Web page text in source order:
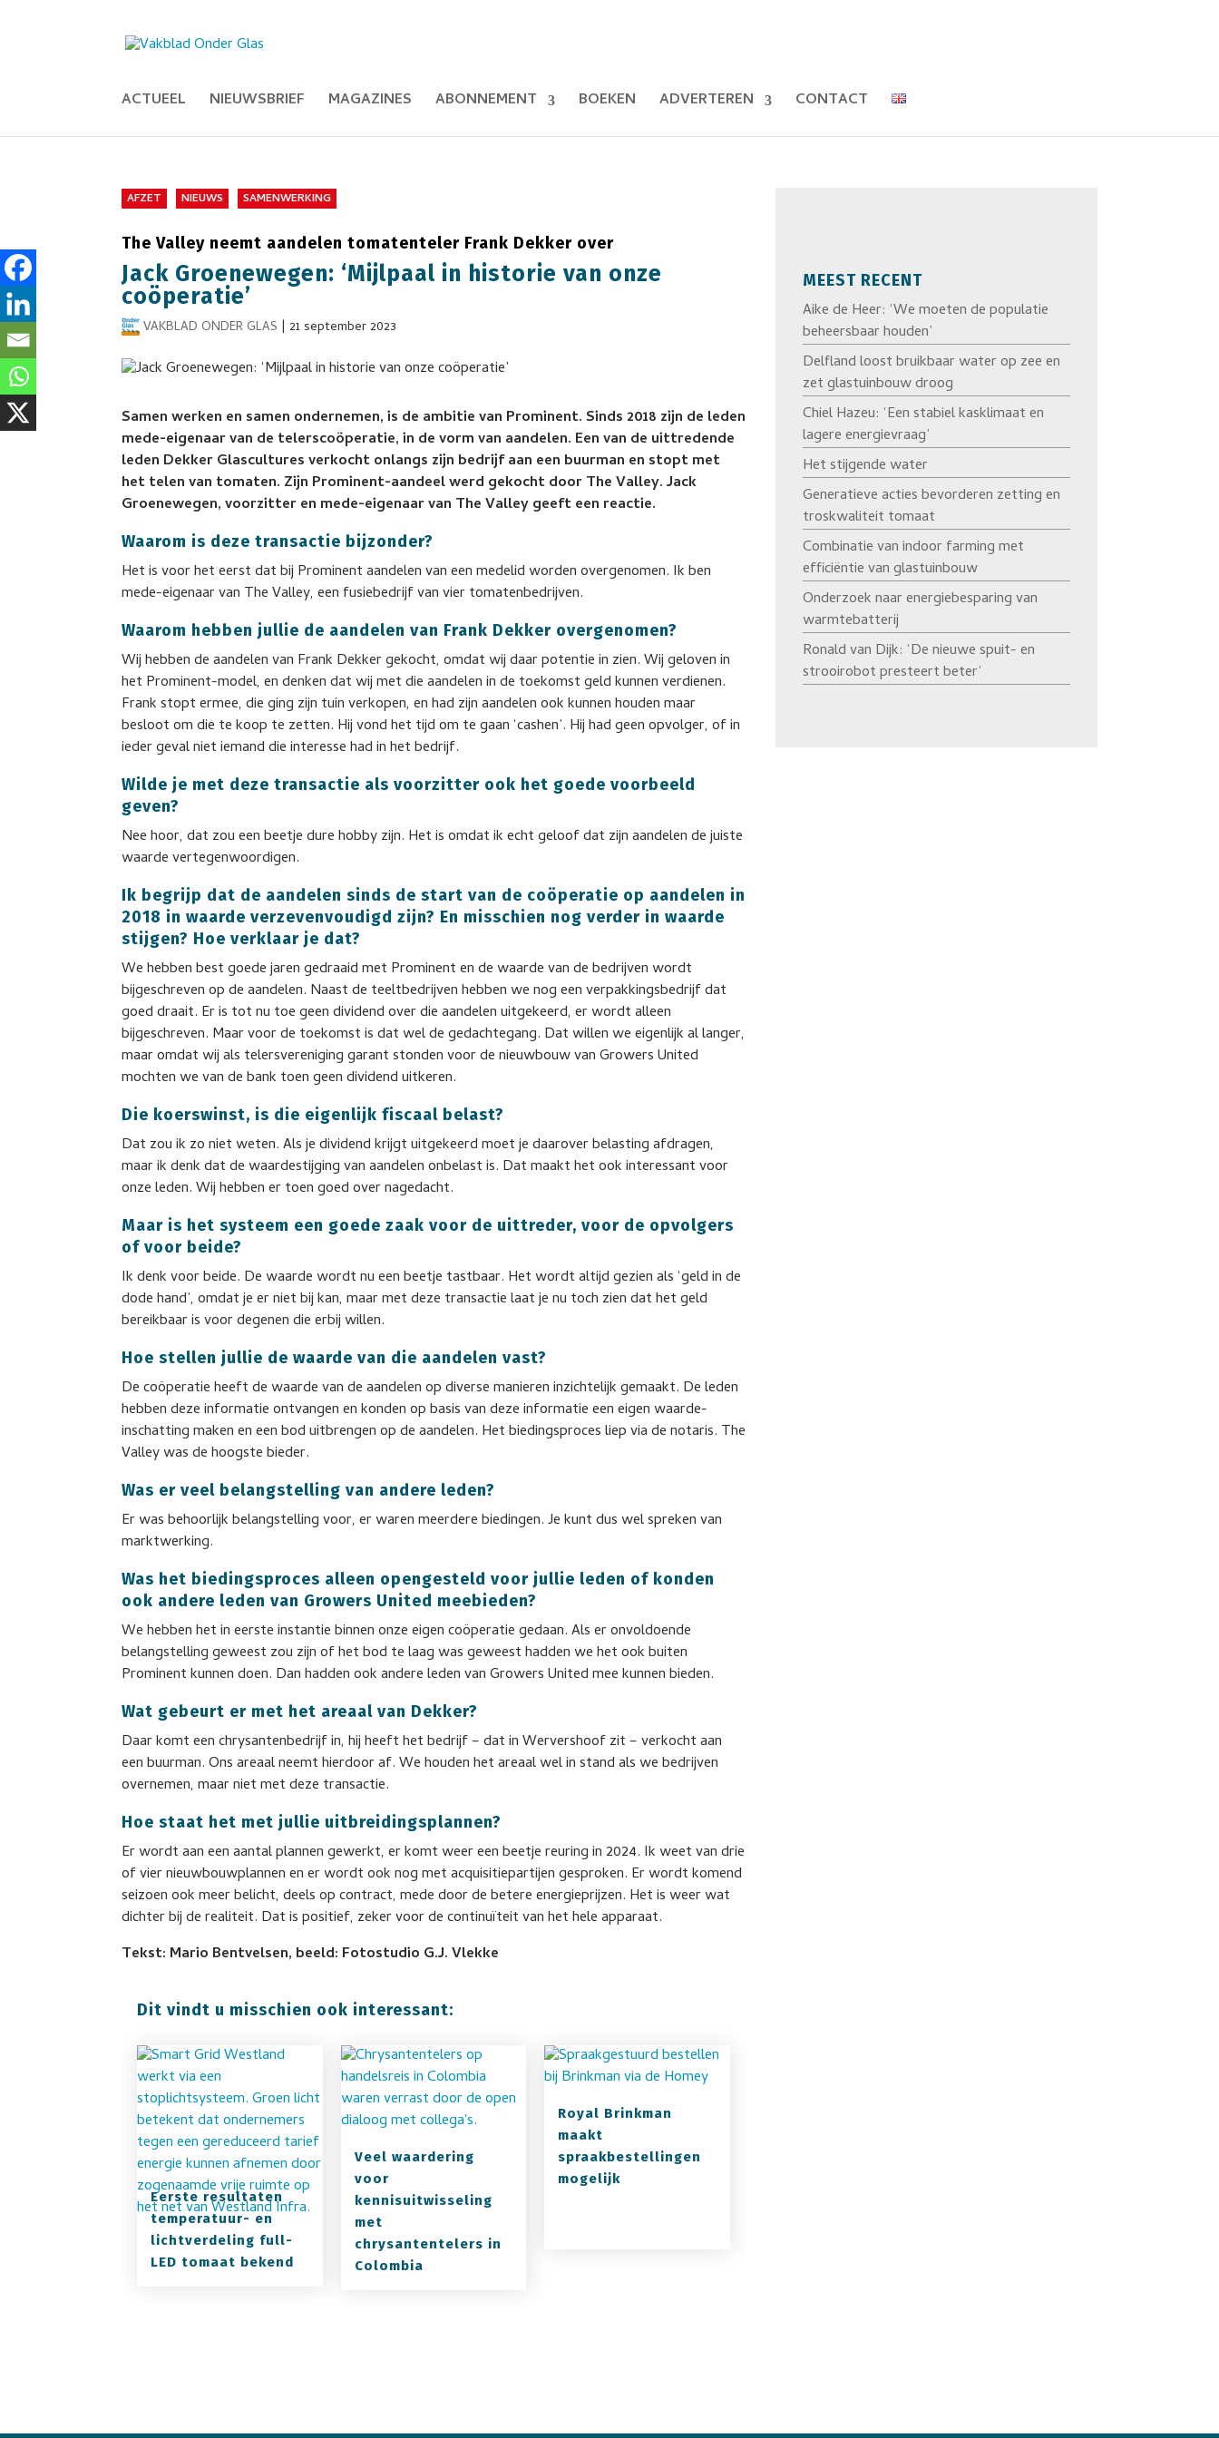
ACTUEEL NIEUWSBRIEF MAGAZINES ABONNEMENT BOEKEN ADVERTEREN CONTACT
AFZET NIEUWS SAMENWERKING
The Valley neemt aandelen tomatenteler Frank Dekker over
Jack Groenewegen: ‘Mijlpaal in historie van onze
coöperatie’
VAKBLAD ONDER GLAS |21 september 2023
Samen werken en samen ondernemen, is de ambitie van Prominent. Sinds 2018 zijn de leden
mede-eigenaar van de telerscoöperatie, in de vorm van aandelen. Een van de uittredende
leden Dekker Glascultures verkocht onlangs zijn bedrijf aan een buurman en stopt met
het telen van tomaten. Zijn Prominent-aandeel werd gekocht door The Valley. Jack
Groenewegen, voorzitter en mede-eigenaar van The Valley geeft een reactie.
Waarom is deze transactie bijzonder?
Het is voor het eerst dat bij Prominent aandelen van een medelid worden overgenomen. Ik ben
mede-eigenaar van The Valley, een fusiebedrijf van vier tomatenbedrijven.
Waarom hebben jullie de aandelen van Frank Dekker overgenomen?
Wij hebben de aandelen van Frank Dekker gekocht, omdat wij daar potentie in zien. Wij geloven in
het Prominent-model, en denken dat wij met die aandelen in de toekomst geld kunnen verdienen.
Frank stopt ermee, die ging zijn tuin verkopen, en had zijn aandelen ook kunnen houden maar
besloot om die te koop te zetten. Hij vond het tijd om te gaan ‘cashen’. Hij had geen opvolger, of in
ieder geval niet iemand die interesse had in het bedrijf.
Wilde je met deze transactie als voorzitter ook het goede voorbeeld
geven?
Nee hoor, dat zou een beetje dure hobby zijn. Het is omdat ik echt geloof dat zijn aandelen de juiste
waarde vertegenwoordigen.
Ik begrijp dat de aandelen sinds de start van de coöperatie op aandelen in
2018 in waarde verzevenvoudigd zijn? En misschien nog verder in waarde
stijgen? Hoe verklaar je dat?
We hebben best goede jaren gedraaid met Prominent en de waarde van de bedrijven wordt
bijgeschreven op de aandelen. Naast de teeltbedrijven hebben we nog een verpakkingsbedrijf dat
goed draait. Er is tot nu toe geen dividend over die aandelen uitgekeerd, er wordt alleen
bijgeschreven. Maar voor de toekomst is dat wel de gedachtegang. Dat willen we eigenlijk al langer,
maar omdat wij als telersvereniging garant stonden voor de nieuwbouw van Growers United
mochten we van de bank toen geen dividend uitkeren.
Die koerswinst, is die eigenlijk fiscaal belast?
Dat zou ik zo niet weten. Als je dividend krijgt uitgekeerd moet je daarover belasting afdragen,
maar ik denk dat de waardestijging van aandelen onbelast is. Dat maakt het ook interessant voor
onze leden. Wij hebben er toen goed over nagedacht.
Maar is het systeem een goede zaak voor de uittreder, voor de opvolgers
of voor beide?
Ik denk voor beide. De waarde wordt nu een beetje tastbaar. Het wordt altijd gezien als ‘geld in de
dode hand’, omdat je er niet bij kan, maar met deze transactie laat je nu toch zien dat het geld
bereikbaar is voor degenen die erbij willen.
Hoe stellen jullie de waarde van die aandelen vast?
De coöperatie heeft de waarde van de aandelen op diverse manieren inzichtelijk gemaakt. De leden
hebben deze informatie ontvangen en konden op basis van deze informatie een eigen waarde-
inschatting maken en een bod uitbrengen op de aandelen. Het biedingsproces liep via de notaris. The
Valley was de hoogste bieder.
Was er veel belangstelling van andere leden?
Er was behoorlijk belangstelling voor, er waren meerdere biedingen. Je kunt dus wel spreken van
marktwerking.
Was het biedingsproces alleen opengesteld voor jullie leden of konden
ook andere leden van Growers United meebieden?
We hebben het in eerste instantie binnen onze eigen coöperatie gedaan. Als er onvoldoende
belangstelling geweest zou zijn of het bod te laag was geweest hadden we het ook buiten
Prominent kunnen doen. Dan hadden ook andere leden van Growers United mee kunnen bieden.
Wat gebeurt er met het areaal van Dekker?
Daar komt een chrysantenbedrijf in, hij heeft het bedrijf – dat in Wervershoof zit – verkocht aan
een buurman. Ons areaal neemt hierdoor af. We houden het areaal wel in stand als we bedrijven
overnemen, maar niet met deze transactie.
Hoe staat het met jullie uitbreidingsplannen?
Er wordt aan een aantal plannen gewerkt, er komt weer een beetje reuring in 2024. Ik weet van drie
of vier nieuwbouwplannen en er wordt ook nog met acquisitiepartijen gesproken. Er wordt komend
seizoen ook meer belicht, deels op contract, mede door de betere energieprijzen. Het is weer wat
dichter bij de realiteit. Dat is positief, zeker voor de continuïteit van het hele apparaat.
Tekst: Mario Bentvelsen, beeld: Fotostudio G.J. Vlekke
Dit vindt u misschien ook interessant:
Eerste resultaten
temperatuur- en
lichtverdeling full-
LED tomaat bekend
Veel waardering
voor
kennisuitwisseling
met
chrysantentelers in
Colombia
Royal Brinkman
maakt
spraakbestellingen
mogelijk
MEEST RECENT
Aike de Heer: ‘We moeten de populatie
beheersbaar houden’
Delfland loost bruikbaar water op zee en
zet glastuinbouw droog
Chiel Hazeu: ‘Een stabiel kasklimaat en
lagere energievraag’
Het stijgende water
Generatieve acties bevorderen zetting en
troskwaliteit tomaat
Combinatie van indoor farming met
efficiëntie van glastuinbouw
Onderzoek naar energiebesparing van
warmtebatterij
Ronald van Dijk: ‘De nieuwe spuit- en
strooirobot presteert beter’